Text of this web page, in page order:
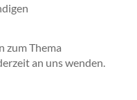
zum Thema
an uns wenden.